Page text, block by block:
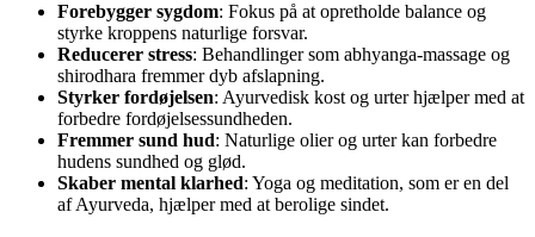
Forebygger sygdom: Fokus på at opretholde balance og
styrke kroppens naturlige forsvar.
Reducerer stress: Behandlinger som abhyanga-massage og
shirodhara fremmer dyb afslapning.
Styrker fordøjelsen: Ayurvedisk kost og urter hjælper med at
forbedre fordøjelsessundheden.
Fremmer sund hud: Naturlige olier og urter kan forbedre
hudens sundhed og glød.
Skaber mental klarhed: Yoga og meditation, som er en del
af Ayurveda, hjælper med at berolige sindet.